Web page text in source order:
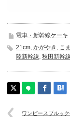
電車・新幹線ケーキ
21cm, かがやき , こ
陸新幹線, 秋田新幹線
ワンピースブルッ